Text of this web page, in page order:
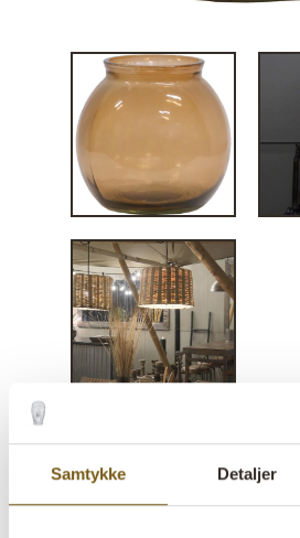
Samtykke Detaljer
Winslet glasvase S -
røgfarvet